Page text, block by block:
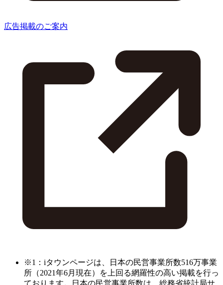
広告掲載のご案内
※1：iタウンページは、日本の民営事業所数516万事業
所（2021年6月現在）を上回る網羅性の高い掲載を行っ
ております。日本の民営事業所数は、総務省統計局サ